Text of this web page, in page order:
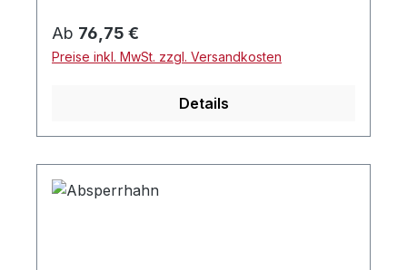
Regulärer Preis:
Ab 76,75 €
Preise inkl. MwSt. zzgl. Versandkosten
Details